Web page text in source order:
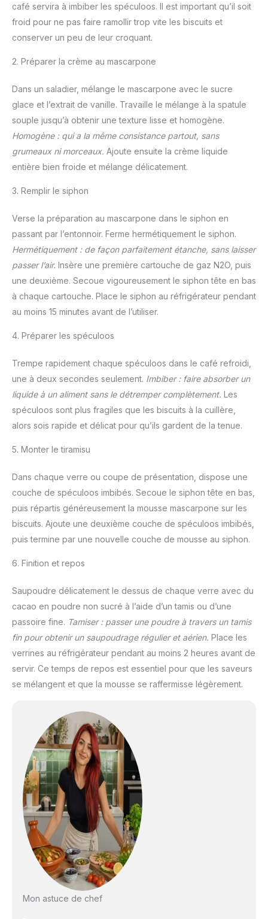
café servira à imbiber les spéculoos. Il est important qu’il soit
froid pour ne pas faire ramollir trop vite les biscuits et
conserver un peu de leur croquant.
2. Préparer la crème au mascarpone
Dans un saladier, mélange le mascarpone avec le sucre
glace et l’extrait de vanille. Travaille le mélange à la spatule
souple jusqu’à obtenir une texture lisse et homogène.
Homogène : qui a la même consistance partout, sans
grumeaux ni morceaux. Ajoute ensuite la crème liquide
entière bien froide et mélange délicatement.
3. Remplir le siphon
Verse la préparation au mascarpone dans le siphon en
passant par l’entonnoir. Ferme hermétiquement le siphon.
Hermétiquement : de façon parfaitement étanche, sans laisser
passer l’air. Insère une première cartouche de gaz N2O, puis
une deuxième. Secoue vigoureusement le siphon tête en bas
à chaque cartouche. Place le siphon au réfrigérateur pendant
au moins 15 minutes avant de l’utiliser.
4. Préparer les spéculoos
Trempe rapidement chaque spéculoos dans le café refroidi,
une à deux secondes seulement. Imbiber : faire absorber un
liquide à un aliment sans le détremper complètement. Les
spéculoos sont plus fragiles que les biscuits à la cuillère,
alors sois rapide et délicat pour qu’ils gardent de la tenue.
5. Monter le tiramisu
Dans chaque verre ou coupe de présentation, dispose une
couche de spéculoos imbibés. Secoue le siphon tête en bas,
puis répartis généreusement la mousse mascarpone sur les
biscuits. Ajoute une deuxième couche de spéculoos imbibés,
puis termine par une nouvelle couche de mousse au siphon.
6. Finition et repos
Saupoudre délicatement le dessus de chaque verre avec du
cacao en poudre non sucré à l’aide d’un tamis ou d’une
passoire fine. Tamiser : passer une poudre à travers un tamis
fin pour obtenir un saupoudrage régulier et aérien. Place les
verrines au réfrigérateur pendant au moins 2 heures avant de
servir. Ce temps de repos est essentiel pour que les saveurs
se mélangent et que la mousse se raffermisse légèrement.
Mon astuce de chef